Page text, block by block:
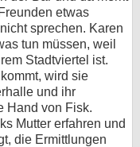
etwas
sprechen. Karen
tun müssen, weil
Stadtviertel ist.
wird sie
und ihr
Hand von Fisk.
Mutter erfahren und
die Ermittlungen